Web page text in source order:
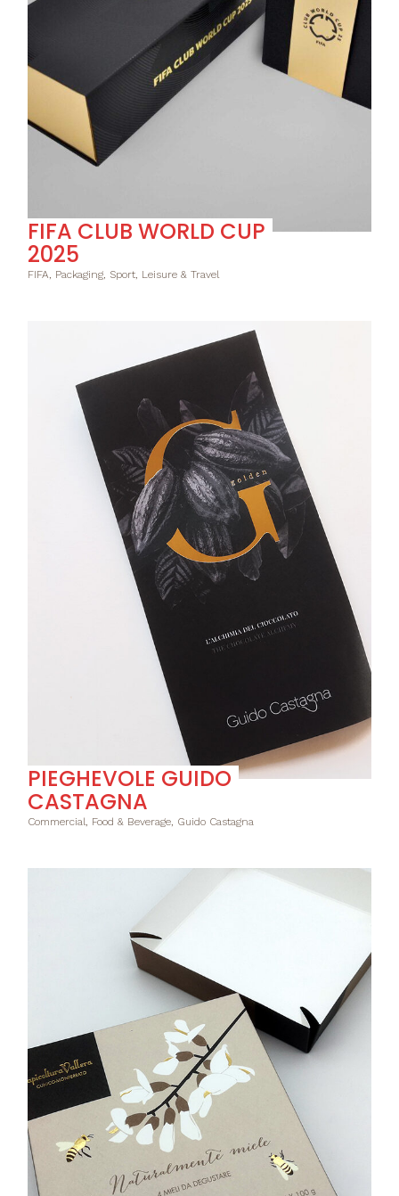
FIFA CLUB WORLD CUP
2025
FIFA, Packaging, Sport, Leisure & Travel
PIEGHEVOLE GUIDO
CASTAGNA
Commercial, Food & Beverage, Guido Castagna